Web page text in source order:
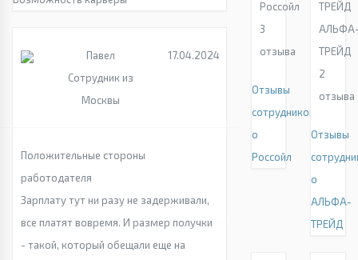
Павел
Сотрудник из
Москвы
17.04.2024
Положительные стороны
работодателя
Зарплату тут ни разу не задерживали,
все платят вовремя. И размер получки
- такой, который обещали еще на
Россойл
3
отзыва
Отзывы
сотрудников
о
Россойл
ТРЕЙД
2
отзыва
Отзывы
о
АЛЬФА-
ТРЕЙД